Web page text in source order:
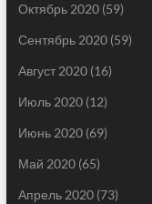
Октябрь 2020(59)
Сентябрь 2020(59)
Август 2020(16)
Июль 2020(12)
Июнь 2020(69)
Май 2020(65)
Апрель 2020(73)